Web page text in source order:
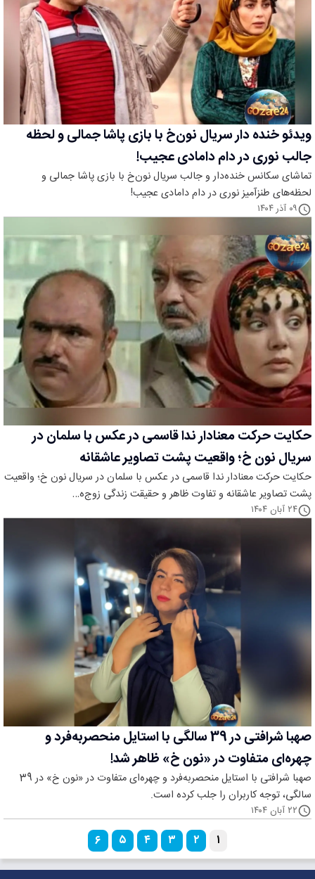
ویدئو خنده دار سریال نون‌خ با بازی پاشا جمالی و لحظه
جالب نوری در دام دامادی عجیب!
تماشای سکانس خنده‌دار و جالب سریال نون‌خ با بازی پاشا جمالی و
لحظه‌های طنزآمیز نوری در دام دامادی عجیب!
۰۹ آذر ۱۴۰۴
حکایت حرکت معنادار ندا قاسمی در عکس با سلمان در
سریال نون خ؛ واقعیت پشت تصاویر عاشقانه
حکایت حرکت معنادار ندا قاسمی در عکس با سلمان در سریال نون خ؛ واقعیت
پشت تصاویر عاشقانه و تفاوت ظاهر و حقیقت زندگی زوج‌ه…
۲۴ آبان ۱۴۰۴
صهبا شرافتی در 39 سالگی با استایل منحصربه‌فرد و
چهره‌ای متفاوت در «نون خ» ظاهر شد!
صهبا شرافتی با استایل منحصربه‌فرد و چهره‌ای متفاوت در «نون خ» در 39
سالگی، توجه کاربران را جلب کرده است.
۲۲ آبان ۱۴۰۴
۱ ۲ ۳ ۴ ۵ ۶